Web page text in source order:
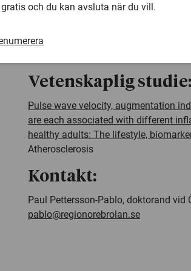
Studien är en del i projektet Livsstil,
Vetenskaplig studie:
Pulse wave velocity, augmentation
are each associated with different
healthy adults: The lifestyle,
Atherosclerosis
Kontakt:
Paul Pettersson-Pablo, doktorand vid
pablo@regionorebrolan.se
gratis och du kan avsluta när du vill.